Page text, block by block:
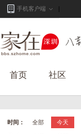
手机客户端
首页 社区
时间： 全部 今天